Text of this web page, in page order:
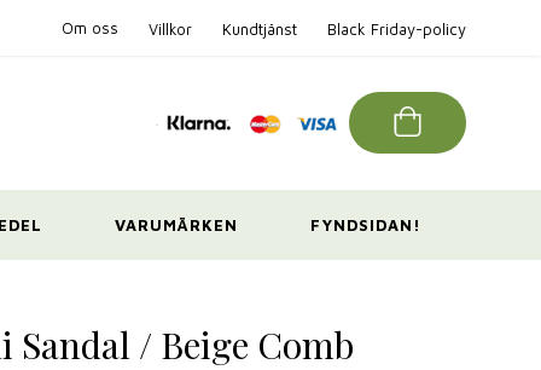
Om oss Villkor Kundtjänst Black Friday-policy
VARUMÄRKEN FYNDSIDAN!
Sandal / Beige Comb